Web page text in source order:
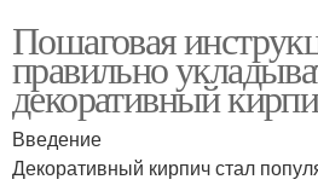
Пошаговая
правильно
декоративный
Введение
Декоративный кирпич стал